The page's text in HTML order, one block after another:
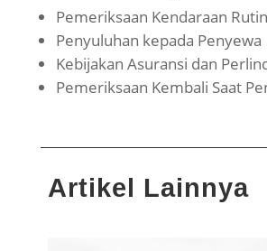
Pemeriksaan Kendaraan Rutin
Penyuluhan kepada Penyewa
Kebijakan Asuransi dan
Pemeriksaan Kembali Saat
Artikel Lainnya